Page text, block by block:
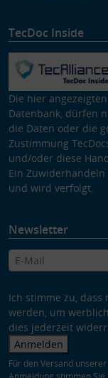
TecDoc Inside
Die hier
Datenbank, dürfen
die Daten oder die
Zustimmung
und/oder diese
Ein
und wird verfolgt.
Newsletter
Ich stimme zu,
werden, um
dies jederzeit
Anmelden
Für den Versand